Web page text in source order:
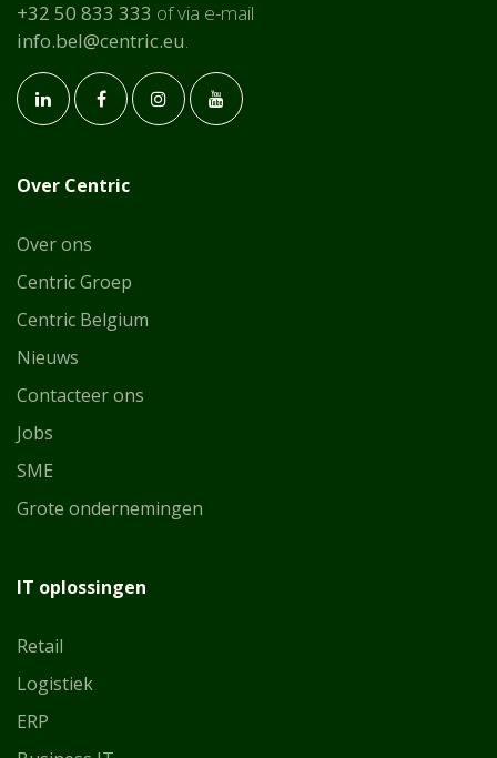
+32 50 833 333 of via e-mail
info.bel@centric.eu.
Over Centric
Over ons
Centric Groep
Centric Belgium
Nieuws
Contacteer ons
Jobs
SME
Grote ondernemingen
IT oplossingen
Retail
Logistiek
ERP